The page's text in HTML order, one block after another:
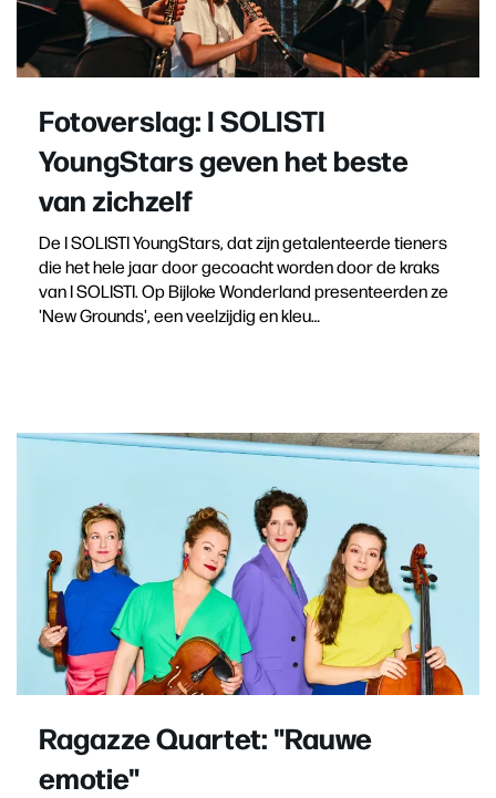
Fotoverslag: I SOLISTI
YoungStars geven het beste
van zichzelf
De I SOLISTI YoungStars, dat zijn getalenteerde tieners
die het hele jaar door gecoacht worden door de kraks
van I SOLISTI. Op Bijloke Wonderland presenteerden ze
'New Grounds', een veelzijdig en kleu…
Ragazze Quartet: "Rauwe
emotie"